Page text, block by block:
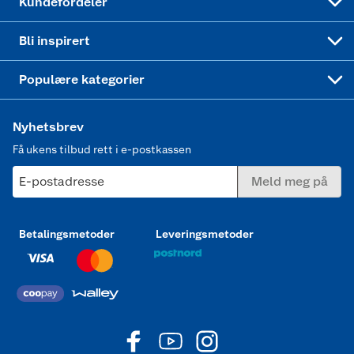
Bli inspirert
Populære kategorier
Nyhetsbrev
Få ukens tilbud rett i e-postkassen
E-postadresse Meld meg på
Betalingsmetoder Leveringsmetoder